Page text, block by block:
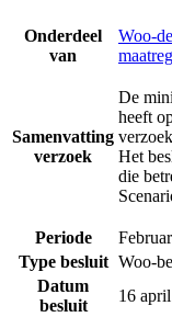
Onderdeel
van
Woo-
Samenvatting
verzoek
De
heeft
Het
die
Periode
Type besluit Woo-
Datum
besluit
16